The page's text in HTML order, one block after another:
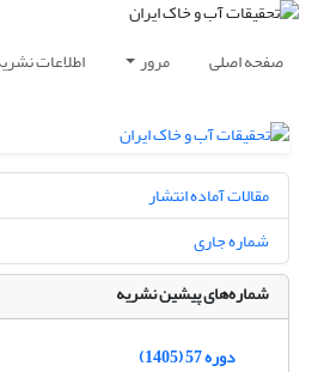
صفحه اصلی مرور اطلاعات
مقالات آماده انتشار
شماره جاری
شماره‌های پیشین نشریه
دوره 57 (1405)